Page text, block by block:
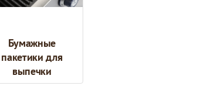
Бумажные
пакетики для
выпечки